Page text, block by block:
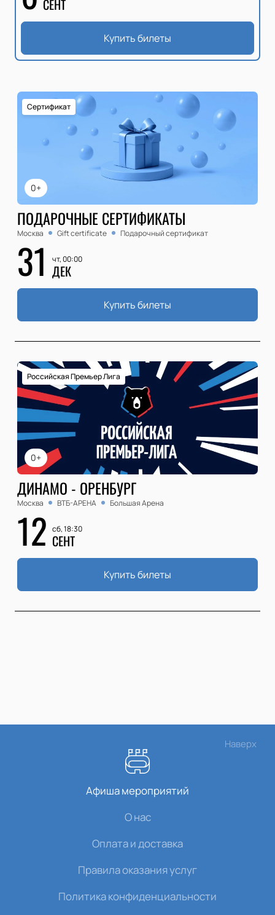
СЕНТ
Купить билеты
0+
Сертификат
ПОДАРОЧНЫЕ СЕРТИФИКАТЫ
Москва Gift certificate Подарочный сертификат
31 чт, 00:00
ДЕК
Купить билеты
0+
Российская Премьер Лига
ДИНАМО - ОРЕНБУРГ
Москва ВТБ-АРЕНА Большая Арена
12 сб, 18:30
СЕНТ
Купить билеты
Наверх
Афиша мероприятий
О нас
Оплата и доставка
Правила оказания услуг
Политика конфиденциальности